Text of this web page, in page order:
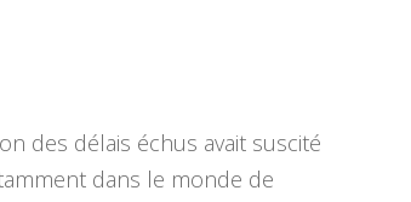
des délais échus avait suscité
dans le monde de